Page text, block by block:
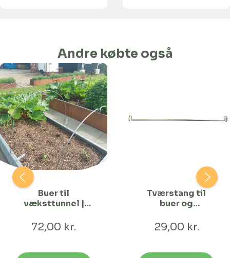
Andre købte også
Buer til
væksttunnel |
72,00 kr.
Tværstang til
buer og
29,00 kr.